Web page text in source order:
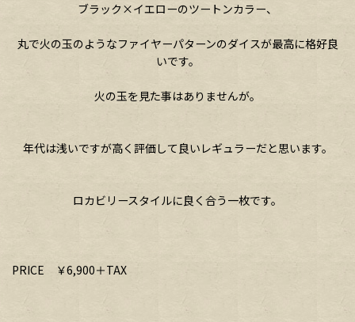
ブラック×イエローのツートンカラー、
丸で火の玉のようなファイヤーパターンのダイスが最高に格好良
いです。
火の玉を見た事はありませんが。
年代は浅いですが高く評価して良いレギュラーだと思います。
ロカビリースタイルに良く合う一枚です。
PRICE ￥6,900＋TAX